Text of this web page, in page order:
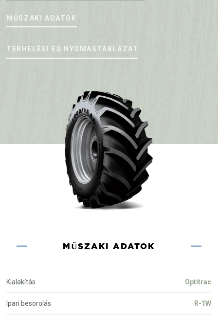
MŰSZAKI ADATOK
TERHELÉSI ÉS NYOMÁSTÁBLÁZAT
MŰSZAKI ADATOK
Kialakítás Optitrac
Ipari besorolás R-1W